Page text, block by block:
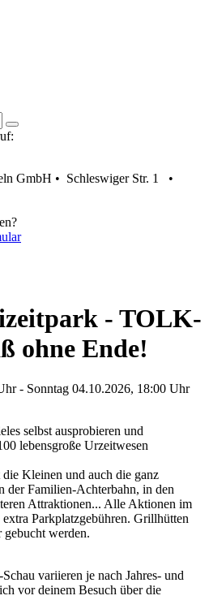
GmbH • Schleswiger Str. 1 •
- TOLK-
ohne Ende!
- Sonntag 04.10.2026, 18:00 Uhr
selbst ausprobieren und
lebensgroße Urzeitwesen
Kleinen und auch die ganz
Familien-Achterbahn, in den
Attraktionen... Alle Aktionen im
Parkplatzgebühren. Grillhütten
gebucht werden.
variieren je nach Jahres- und
vor deinem Besuch über die